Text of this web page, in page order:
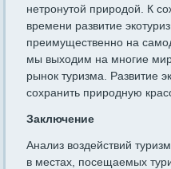
нетронутой природой. К
времени развитие
преимущественно на
мы выходим на многие
рынок туризма. Развитие
сохранить природную
Заключение
Анализ воздействий
в местах, посещаемых